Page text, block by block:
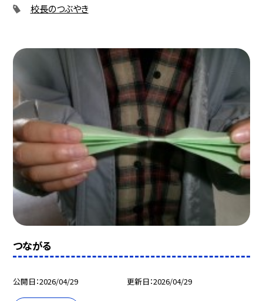
校長のつぶやき
つながる
公開日 2026/04/29 更新日 2026/04/29